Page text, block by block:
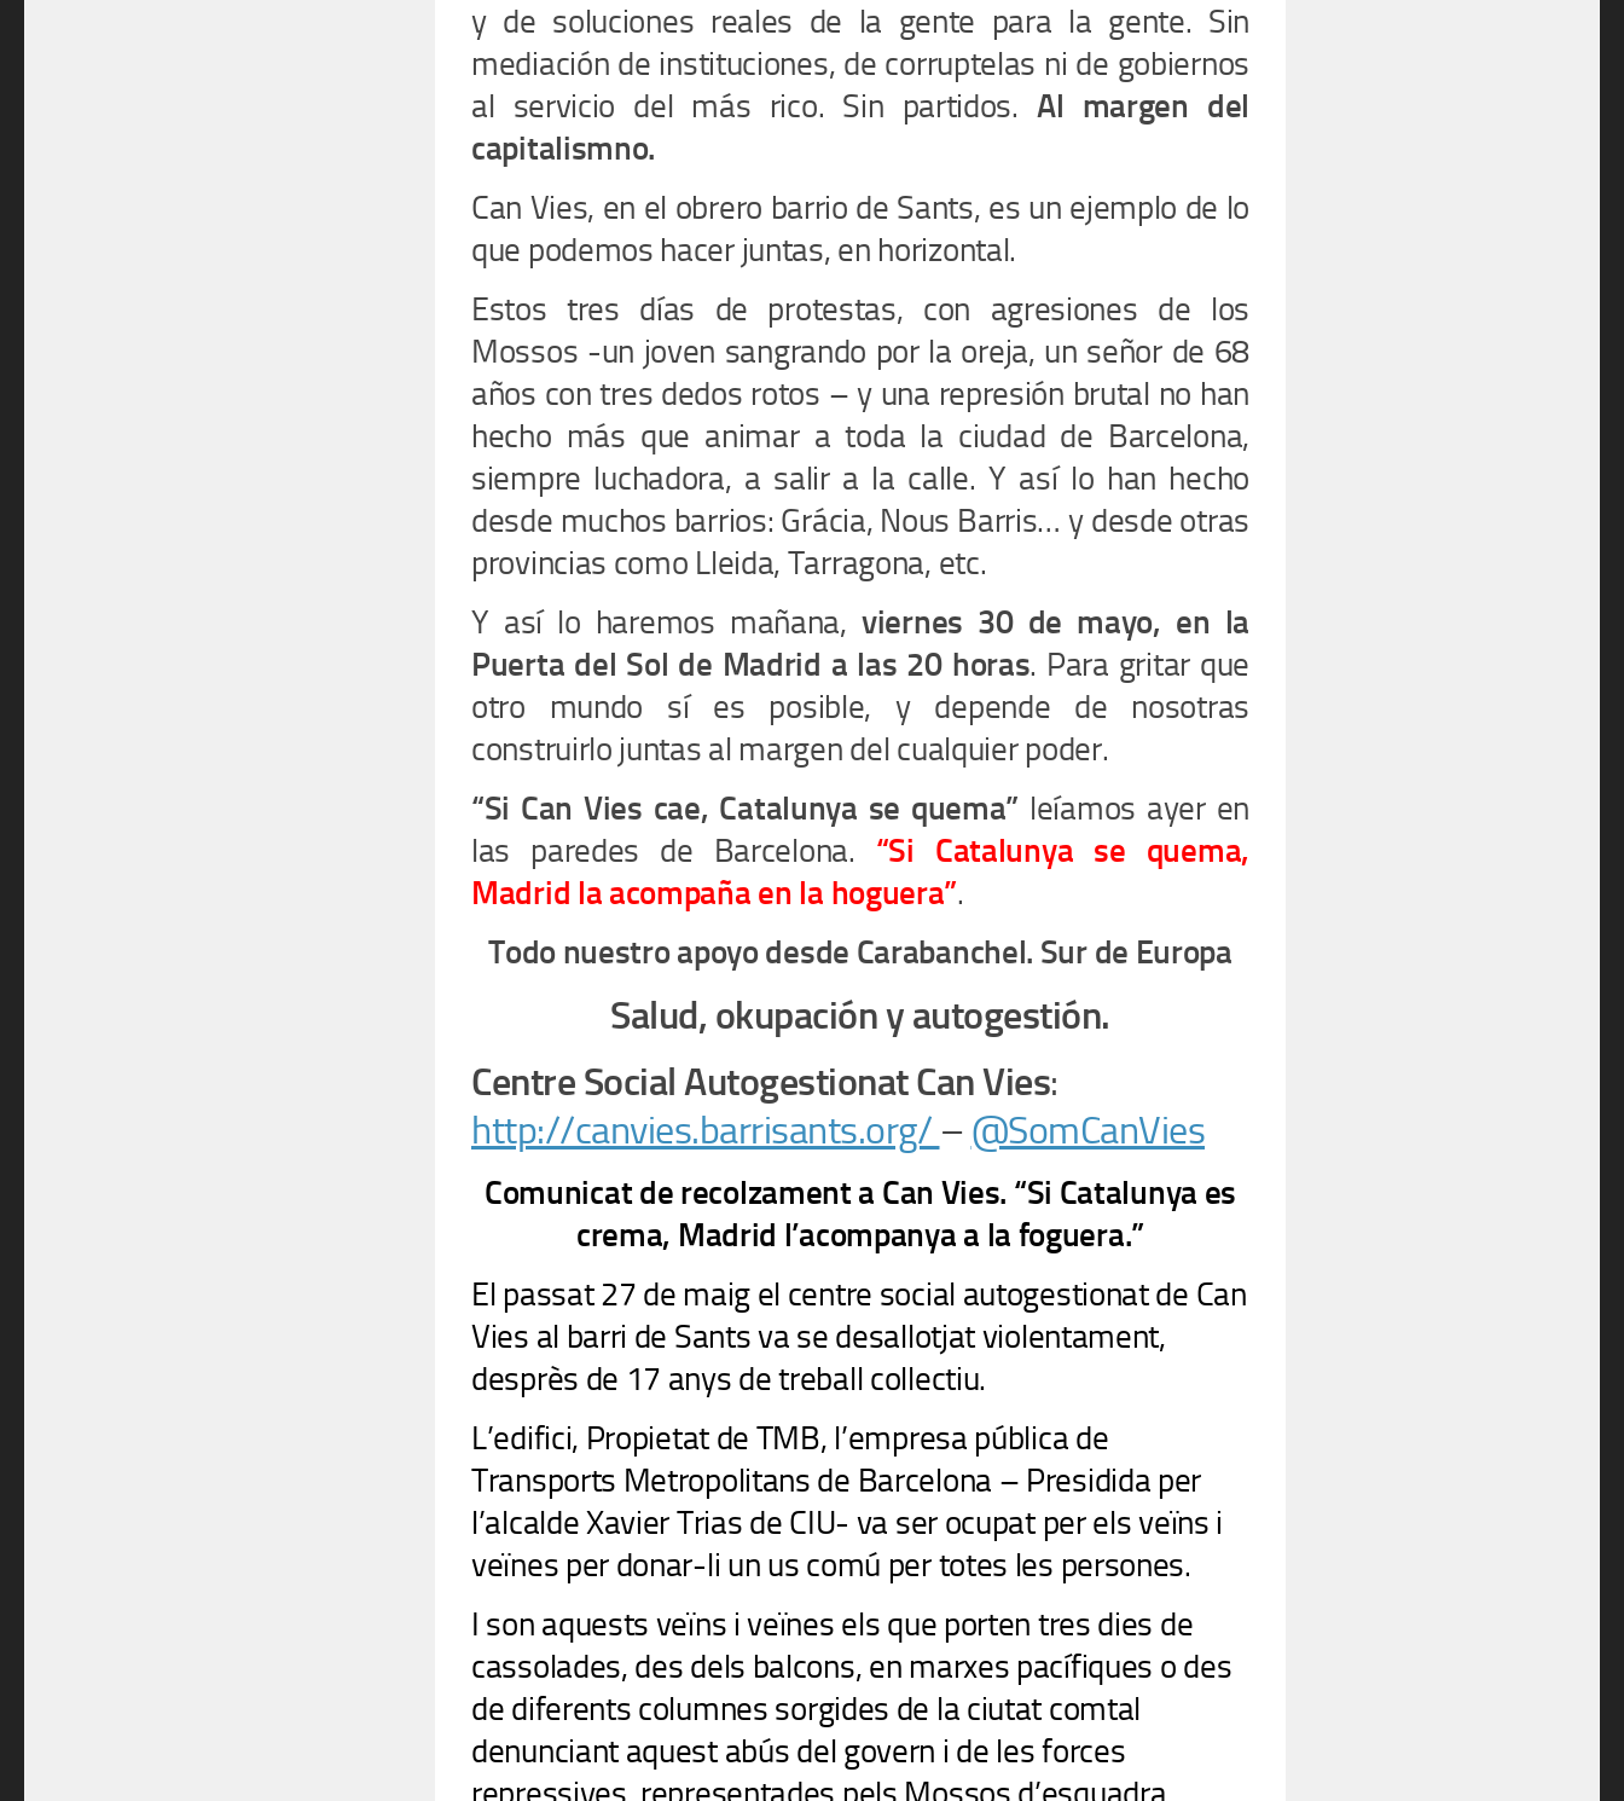
y de soluciones reales de la gente para la gente. Sin
mediación de instituciones, de corruptelas ni de gobiernos
al servicio del más rico. Sin partidos.Al margen del
capitalismno.
Can Vies, en el obrero barrio de Sants, es un ejemplo de lo
que podemos hacer juntas, en horizontal.
Estos tres días de protestas, con agresiones de los
Mossos -un joven sangrando por la oreja, un señor de 68
años con tres dedos rotos – y una represión brutal no han
hecho más que animar a toda la ciudad de Barcelona,
siempre luchadora, a salir a la calle. Y así lo han hecho
desde muchos barrios: Grácia, Nous Barris… y desde otras
provincias como Lleida, Tarragona, etc.
Y así lo haremos mañana, viernes 30 de mayo, en la
Puerta del Sol de Madrid a las 20 horas. Para gritar que
otro mundo sí es posible, y depende de nosotras
construirlo juntas al margen del cualquier poder.
“Si Can Vies cae, Catalunya se quema” leíamos ayer en
las paredes de Barcelona. “Si Catalunya se quema,
Madrid la acompaña en la hoguera”.
Todo nuestro apoyo desde Carabanchel. Sur de Europa
Salud, okupación y autogestión.
Centre Social Autogestionat Can Vies:
http://canvies.barrisants.org/ – @SomCanVies
Comunicat de recolzament a Can Vies. “Si Catalunya es
crema, Madrid l’acompanya a la foguera.”
El passat 27 de maig el centre social autogestionat de Can
Vies al barri de Sants va se desallotjat violentament,
desprès de 17 anys de treball collectiu.
L’edifici, Propietat de TMB, l’empresa pública de
Transports Metropolitans de Barcelona – Presidida per
l’alcalde Xavier Trias de CIU- va ser ocupat per els veïns i
veïnes per donar-li un us comú per totes les persones.
I son aquests veïns i veïnes els que porten tres dies de
cassolades, des dels balcons, en marxes pacífiques o des
de diferents columnes sorgides de la ciutat comtal
denunciant aquest abús del govern i de les forces